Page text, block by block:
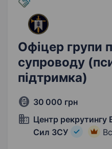
Офіцер групи
супроводу
підтримка)
30 000 грн
Центр рекрутингу
Сил ЗСУ